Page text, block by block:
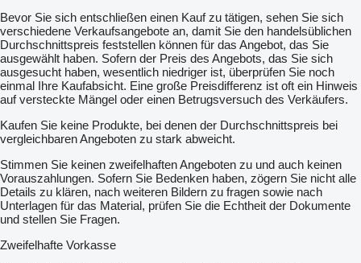
Bevor Sie sich entschließen einen Kauf zu tätigen, sehen Sie sich
verschiedene Verkaufsangebote an, damit Sie den handelsüblichen
Durchschnittspreis feststellen können für das Angebot, das Sie
ausgewählt haben. Sofern der Preis des Angebots, das Sie sich
ausgesucht haben, wesentlich niedriger ist, überprüfen Sie noch
einmal Ihre Kaufabsicht. Eine große Preisdifferenz ist oft ein Hinweis
auf versteckte Mängel oder einen Betrugsversuch des Verkäufers.
Kaufen Sie keine Produkte, bei denen der Durchschnittspreis bei
vergleichbaren Angeboten zu stark abweicht.
Stimmen Sie keinen zweifelhaften Angeboten zu und auch keinen
Vorauszahlungen. Sofern Sie Bedenken haben, zögern Sie nicht alle
Details zu klären, nach weiteren Bildern zu fragen sowie nach
Unterlagen für das Material, prüfen Sie die Echtheit der Dokumente
und stellen Sie Fragen.
Zweifelhafte Vorkasse